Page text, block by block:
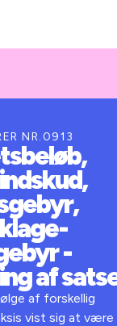
NR.0913
-
af
af forskellig
vist sig at være